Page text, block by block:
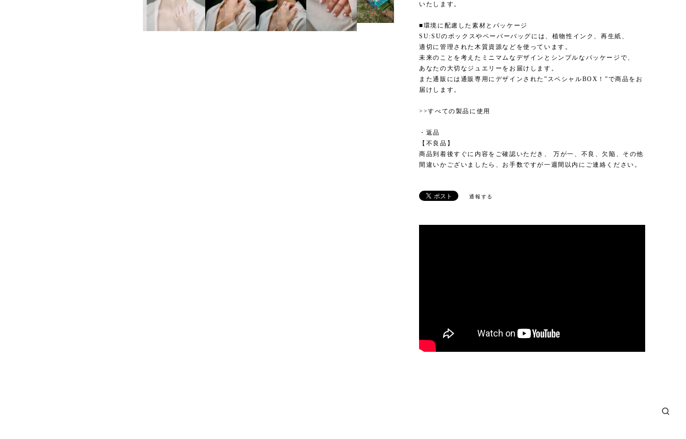
いたします。
■環境に配慮した素材とパッケージ
SU:SUのボックスやペーパーバッグには、植物性インク、再生紙、
適切に管理された木質資源などを使っています。
未来のことを考えたミニマムなデザインとシンプルなパッケージで、
あなたの大切なジュエリーをお届けします。
また通販には通販専用にデザインされた”スペシャルBOX！”で商品をお
届けします。
>>すべての製品に使用
・返品
【不良品】
商品到着後すぐに内容をご確認いただき、 万が一、不良、欠陥、その他
間違いかございましたら、お手数ですが一週間以内にご連絡ください。
通報する